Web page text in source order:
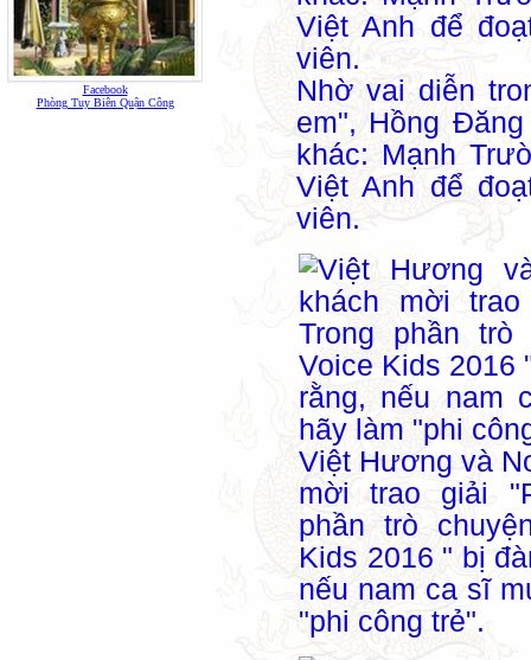
Facebook
Phòng Tuy Biên Quận Công
Nhờ vai diễn
em", Hồng
khác: Mạnh
Việt Anh để
viên.
Việt Hương và
mời trao giải
phần trò
Kids 2016 " bị
nếu nam ca sĩ
"phi công trẻ".